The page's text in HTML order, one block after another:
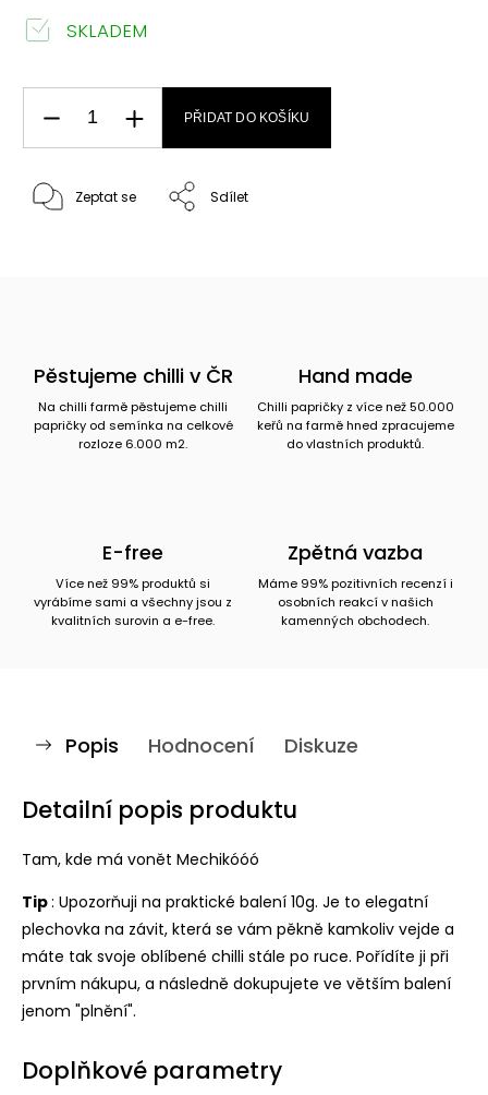
SKLADEM
PŘIDAT DO KOŠÍKU
Zeptat se Sdílet
Pěstujeme chilli v ČR
Na chilli farmě pěstujeme chilli
papričky od semínka na celkové
rozloze 6.000 m2.
Hand made
Chilli papričky z více než 50.000
keřů na farmě hned zpracujeme
do vlastních produktů.
E-free
Více než 99% produktů si
vyrábíme sami a všechny jsou z
kvalitních surovin a e-free.
Zpětná vazba
Máme 99% pozitivních recenzí i
osobních reakcí v našich
kamenných obchodech.
Popis Hodnocení Diskuze
Detailní popis produktu
Tam, kde má vonět Mechikóóó
Tip: Upozorňuji na praktické balení 10g. Je to elegatní
plechovka na závit, která se vám pěkně kamkoliv vejde a
máte tak svoje oblíbené chilli stále po ruce. Pořídíte ji při
prvním nákupu, a následně dokupujete ve větším balení
jenom "plnění".
Doplňkové parametry